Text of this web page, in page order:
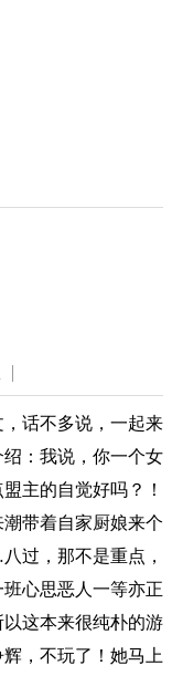
话不多说，一起来
：我说，你一个女
主的自觉好吗？！
带着自家厨娘来个
过，那不是重点，
心思恶人一等亦正
这本来很纯朴的游
，不玩了！她马上